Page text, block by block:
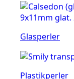
Glasperler
Plastikperler